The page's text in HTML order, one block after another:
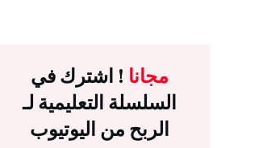
مجانا ! اشترك في
السلسلة التعليمية لـ
الربح من اليوتيوب